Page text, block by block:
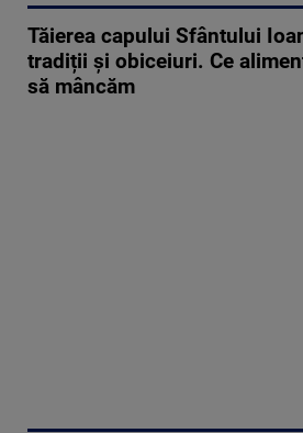
Tăierea capului Sfântului
tradiții și obiceiuri. Ce
să mâncăm